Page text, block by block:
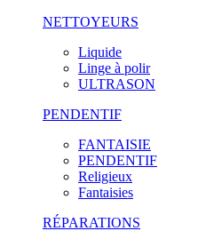
NETTOYEURS
Liquide
Linge à polir
ULTRASON
PENDENTIF
FANTAISIE
PENDENTIF
Religieux
Fantaisies
RÉPARATIONS